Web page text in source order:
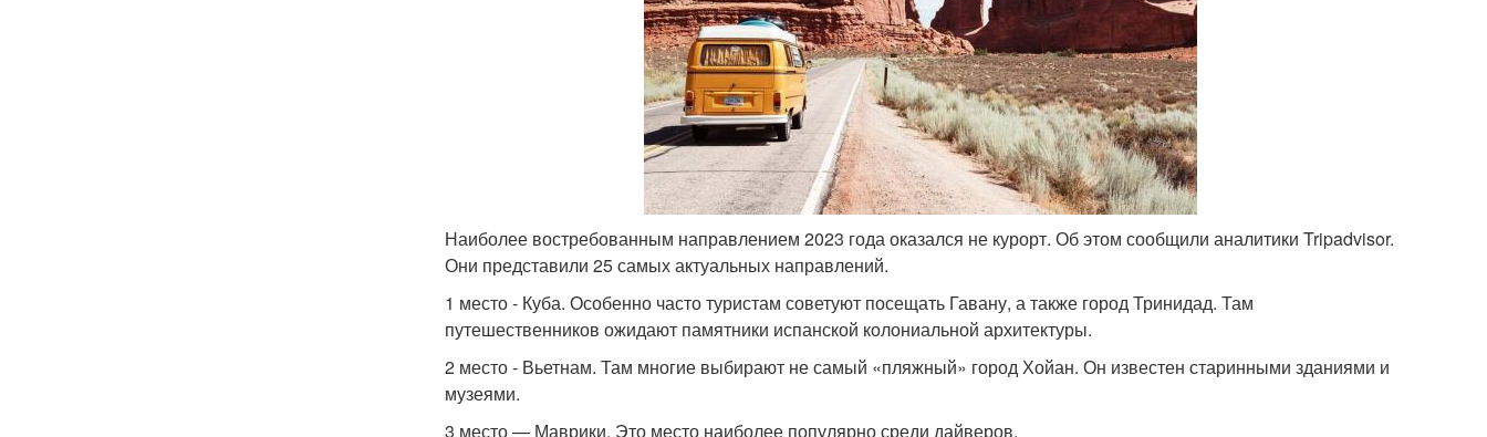
Наиболее востребованным направлением 2023 года оказался не курорт. Об этом сообщили аналитики Tripadvisor.
Они представили 25 самых актуальных направлений.
1 место - Куба. Особенно часто туристам советуют посещать Гавану, а также город Тринидад. Там
путешественников ожидают памятники испанской колониальной архитектуры.
2 место - Вьетнам. Там многие выбирают не самый «пляжный» город Хойан. Он известен старинными зданиями и
музеями.
3 место — Маврики. Это место наиболее популярно среди дайверов.